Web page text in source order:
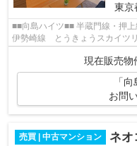
東京
■■向島ハイツ■■ 半蔵門線・押上線・浅草線・伊勢崎線 押上駅 徒歩７分
伊勢崎線 とうきょうスカイツリー駅 徒歩８分
クリート造１２階建 昭和４６年
現在販売物
「
お問
売買 | 中古マンション ネオ